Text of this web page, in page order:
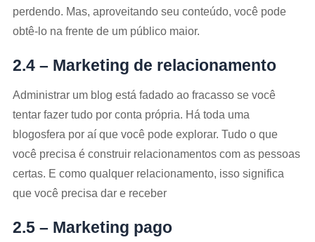
perdendo. Mas, aproveitando seu conteúdo, você pode
obtê-lo na frente de um público maior.
2.4 – Marketing de relacionamento
Administrar um blog está fadado ao fracasso se você
tentar fazer tudo por conta própria. Há toda uma
blogosfera por aí que você pode explorar. Tudo o que
você precisa é construir relacionamentos com as pessoas
certas. E como qualquer relacionamento, isso significa
que você precisa dar e receber
2.5 – Marketing pago